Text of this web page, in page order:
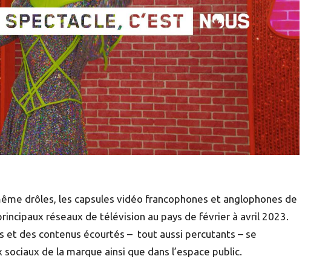
drôles, les capsules vidéo francophones et anglophones de
réseaux de télévision au pays de février à avril 2023.
et des contenus écourtés – tout aussi percutants – se
de la marque ainsi que dans l’espace public.